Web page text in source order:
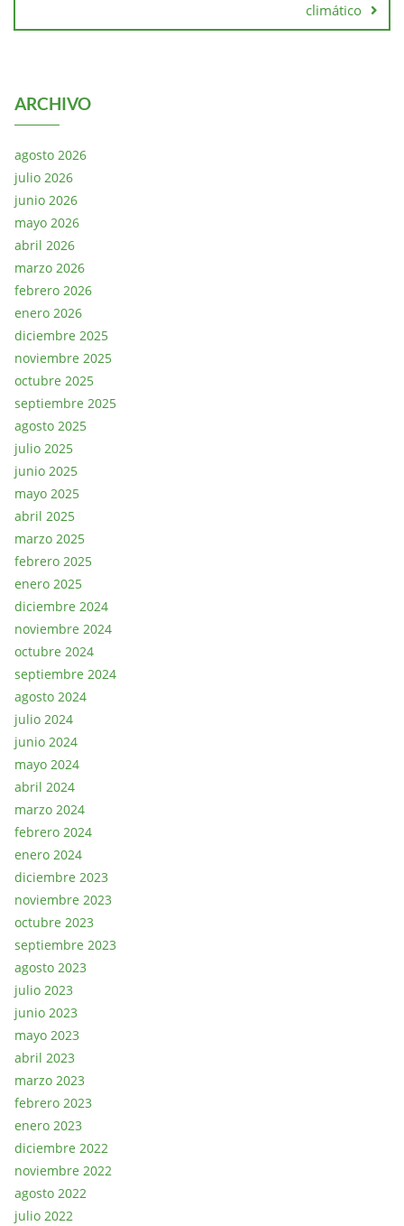
climático
ARCHIVO
agosto 2026
julio 2026
junio 2026
mayo 2026
abril 2026
marzo 2026
febrero 2026
enero 2026
diciembre 2025
noviembre 2025
octubre 2025
septiembre 2025
agosto 2025
julio 2025
junio 2025
mayo 2025
abril 2025
marzo 2025
febrero 2025
enero 2025
diciembre 2024
noviembre 2024
octubre 2024
septiembre 2024
agosto 2024
julio 2024
junio 2024
mayo 2024
abril 2024
marzo 2024
febrero 2024
enero 2024
diciembre 2023
noviembre 2023
octubre 2023
septiembre 2023
agosto 2023
julio 2023
junio 2023
mayo 2023
abril 2023
marzo 2023
febrero 2023
enero 2023
diciembre 2022
noviembre 2022
agosto 2022
julio 2022